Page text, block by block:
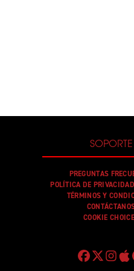
SOPORTE
PREGUNTAS
POLÍTICA DE
TÉRMINOS Y
COOKIE